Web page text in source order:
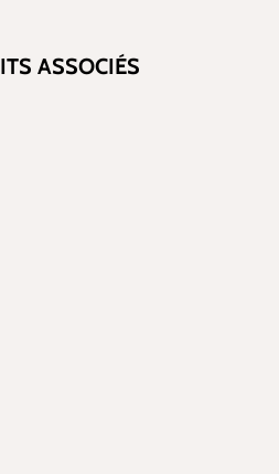
ASSOCIÉS